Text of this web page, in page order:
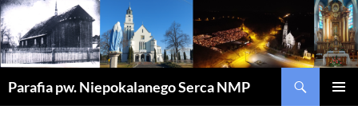
Parafia pw. Niepokalanego Serca NMP